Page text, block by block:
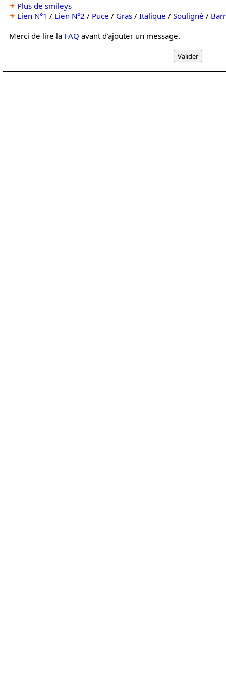
Plus de smileys
Lien N°1 / Lien N°2 / Puce / Gras / Italique / Souligné /
Merci de lire la FAQ avant d'ajouter un message.